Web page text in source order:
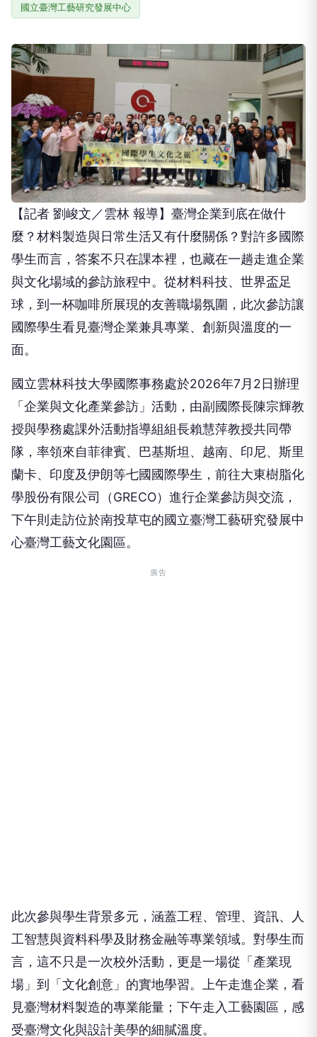
國立臺灣工藝研究發展中心
【記者 劉峻文／雲林 報導】臺灣企業到底在做什
麼？材料製造與日常生活又有什麼關係？對許多國際
學生而言，答案不只在課本裡，也藏在一趟走進企業
與文化場域的參訪旅程中。從材料科技、世界盃足
球，到一杯咖啡所展現的友善職場氛圍，此次參訪讓
國際學生看見臺灣企業兼具專業、創新與溫度的一
面。
國立雲林科技大學國際事務處於2026年7月2日辦理
「企業與文化產業參訪」活動，由副國際長陳宗輝教
授與學務處課外活動指導組組長賴慧萍教授共同帶
隊，率領來自菲律賓、巴基斯坦、越南、印尼、斯里
蘭卡、印度及伊朗等七國國際學生，前往大東樹脂化
學股份有限公司（GRECO）進行企業參訪與交流，
下午則走訪位於南投草屯的國立臺灣工藝研究發展中
心臺灣工藝文化園區。
廣告
此次參與學生背景多元，涵蓋工程、管理、資訊、人
工智慧與資料科學及財務金融等專業領域。對學生而
言，這不只是一次校外活動，更是一場從「產業現
場」到「文化創意」的實地學習。上午走進企業，看
見臺灣材料製造的專業能量；下午走入工藝園區，感
受臺灣文化與設計美學的細膩溫度。